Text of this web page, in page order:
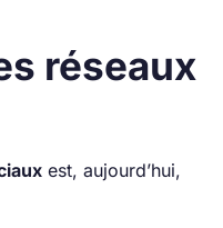
réseaux
est, aujourd’hui,